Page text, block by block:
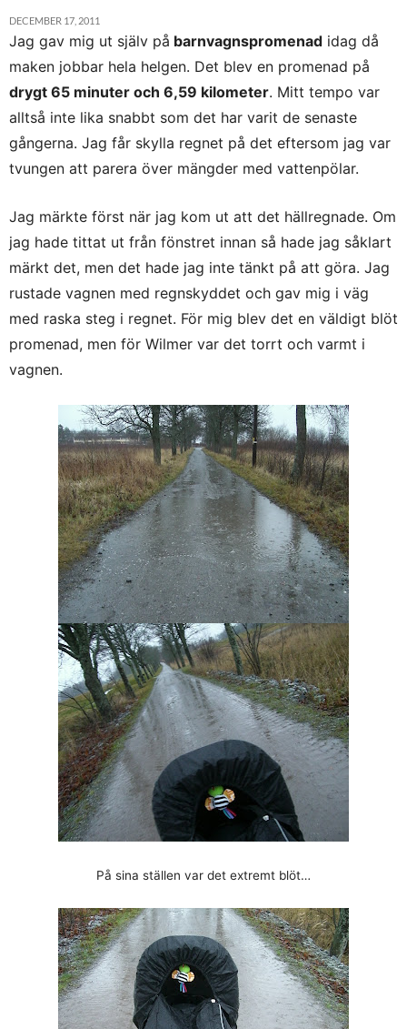
DECEMBER 17, 2011
Jag gav mig ut själv på barnvagnspromenad idag då
maken jobbar hela helgen. Det blev en promenad på
drygt 65 minuter och 6,59 kilometer. Mitt tempo var
alltså inte lika snabbt som det har varit de senaste
gångerna. Jag får skylla regnet på det eftersom jag var
tvungen att parera över mängder med vattenpölar.
Jag märkte först när jag kom ut att det hällregnade. Om
jag hade tittat ut från fönstret innan så hade jag såklart
märkt det, men det hade jag inte tänkt på att göra. Jag
rustade vagnen med regnskyddet och gav mig i väg
med raska steg i regnet. För mig blev det en väldigt blöt
promenad, men för Wilmer var det torrt och varmt i
vagnen.
På sina ställen var det extremt blöt…